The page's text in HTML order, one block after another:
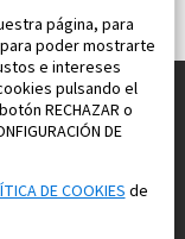
página, para
poder mostrarte
e intereses
pulsando el
RECHAZAR o
DE
DE COOKIESde